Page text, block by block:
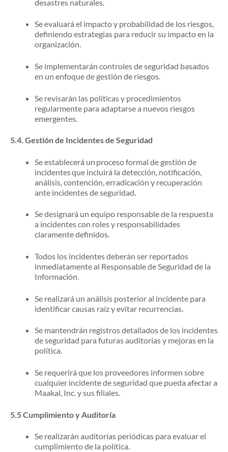
desastres naturales.
Se evaluará el impacto y probabilidad de los riesgos,
definiendo estrategias para reducir su impacto en la
organización.
Se implementarán controles de seguridad basados
en un enfoque de gestión de riesgos.
Se revisarán las políticas y procedimientos
regularmente para adaptarse a nuevos riesgos
emergentes.
5.4. Gestión de Incidentes de Seguridad
Se establecerá un proceso formal de gestión de
incidentes que incluirá la detección, notificación,
análisis, contención, erradicación y recuperación
ante incidentes de seguridad.
Se designará un equipo responsable de la respuesta
a incidentes con roles y responsabilidades
claramente definidos.
Todos los incidentes deberán ser reportados
inmediatamente al Responsable de Seguridad de la
Información.
Se realizará un análisis posterior al incidente para
identificar causas raíz y evitar recurrencias.
Se mantendrán registros detallados de los incidentes
de seguridad para futuras auditorías y mejoras en la
política.
Se requerirá que los proveedores informen sobre
cualquier incidente de seguridad que pueda afectar a
Maakal, Inc. y sus filiales.
5.5Cumplimiento y Auditoría
Se realizarán auditorías periódicas para evaluar el
cumplimiento de la política.